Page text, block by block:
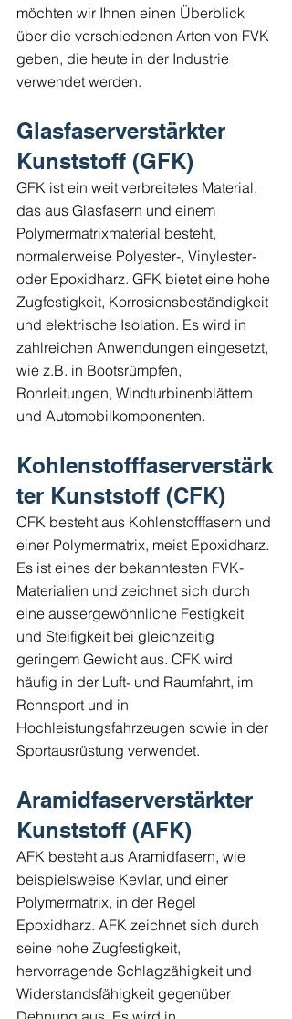
möchten wir Ihnen einen Überblick
über die verschiedenen Arten von FVK
geben, die heute in der Industrie
verwendet werden.
Glasfaserverstärkter
Kunststoff (GFK)
GFK ist ein weit verbreitetes Material,
das aus Glasfasern und einem
Polymermatrixmaterial besteht,
normalerweise Polyester-, Vinylester-
oder Epoxidharz. GFK bietet eine hohe
Zugfestigkeit, Korrosionsbeständigkeit
und elektrische Isolation. Es wird in
zahlreichen Anwendungen eingesetzt,
wie z.B. in Bootsrümpfen,
Rohrleitungen, Windturbinenblättern
und Automobilkomponenten.
Kohlenstofffaserverstärk
ter Kunststoff (CFK)
CFK besteht aus Kohlenstofffasern und
einer Polymermatrix, meist Epoxidharz.
Es ist eines der bekanntesten FVK-
Materialien und zeichnet sich durch
eine aussergewöhnliche Festigkeit
und Steifigkeit bei gleichzeitig
geringem Gewicht aus. CFK wird
häufig in der Luft- und Raumfahrt, im
Rennsport und in
Hochleistungsfahrzeugen sowie in der
Sportausrüstung verwendet.
Aramidfaserverstärkter
Kunststoff (AFK)
AFK besteht aus Aramidfasern, wie
beispielsweise Kevlar, und einer
Polymermatrix, in der Regel
Epoxidharz. AFK zeichnet sich durch
seine hohe Zugfestigkeit,
hervorragende Schlagzähigkeit und
Widerstandsfähigkeit gegenüber